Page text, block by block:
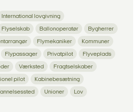
International lovgivning
Flyselskab Ballonoperatør Bygherrer
Flymekaniker Kommuner
Flypassager Privatpilot Flyveplads
Værksted Fragtselskaber
pilot Kabinebesætning
Unioner Lov